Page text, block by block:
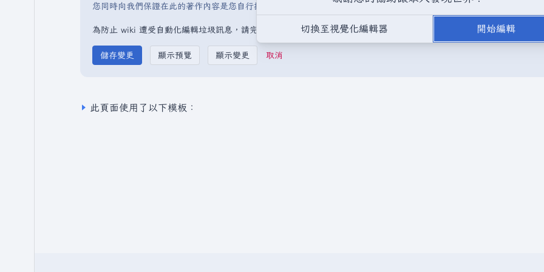
您同時向我們保證在此的著作內容是您自行撰寫，或是取自不受版權保護的公開領域或自由資源。
請勿在未經授權的情
為防止 wiki 遭受自動化編輯垃圾訊息，請完成以下驗證碼：
取消
此頁面使用了以下模板：
切換至視覺化編輯器 開始編輯